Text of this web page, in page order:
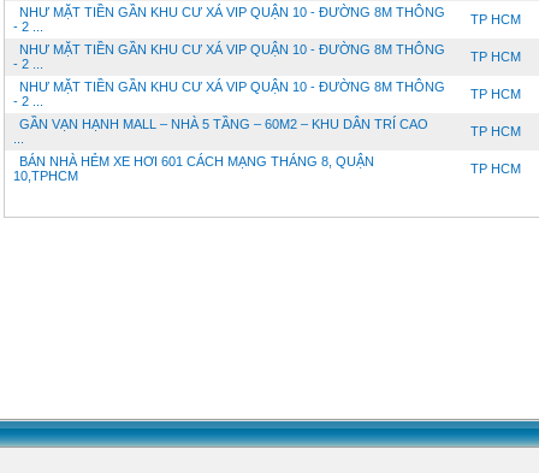
NHƯ MẶT TIỀN GẦN KHU CƯ XÁ VIP QUẬN 10 - ĐƯỜNG 8M THÔNG
- 2 ...
TP HCM
NHƯ MẶT TIỀN GẦN KHU CƯ XÁ VIP QUẬN 10 - ĐƯỜNG 8M THÔNG
- 2 ...
TP HCM
NHƯ MẶT TIỀN GẦN KHU CƯ XÁ VIP QUẬN 10 - ĐƯỜNG 8M THÔNG
- 2 ...
TP HCM
GẦN VẠN HẠNH MALL – NHÀ 5 TẦNG – 60M2 – KHU DÂN TRÍ CAO
TP HCM
BÁN NHÀ HẺM XE HƠI 601 CÁCH MẠNG THÁNG 8, QUẬN
10,TPHCM
TP HCM